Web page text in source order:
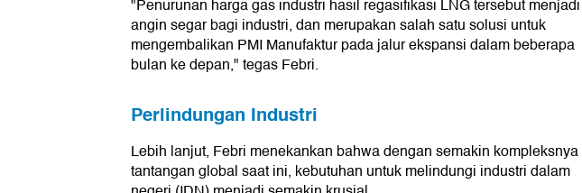
"Penurunan harga gas industri hasil regasifikasi LNG tersebut menjadi
angin segar bagi industri, dan merupakan salah satu solusi untuk
mengembalikan PMI Manufaktur pada jalur ekspansi dalam beberapa
bulan ke depan," tegas Febri.
Perlindungan Industri
Lebih lanjut, Febri menekankan bahwa dengan semakin kompleksnya
tantangan global saat ini, kebutuhan untuk melindungi industri dalam